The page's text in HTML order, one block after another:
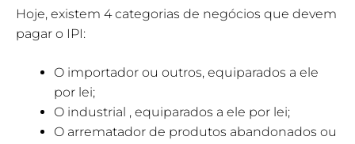
Hoje, existem 4 categorias de negócios que devem
pagar o IPI:
O importador ou outros, equiparados a ele
por lei;
O industrial , equiparados a ele por lei;
O arrematador de produtos abandonados ou